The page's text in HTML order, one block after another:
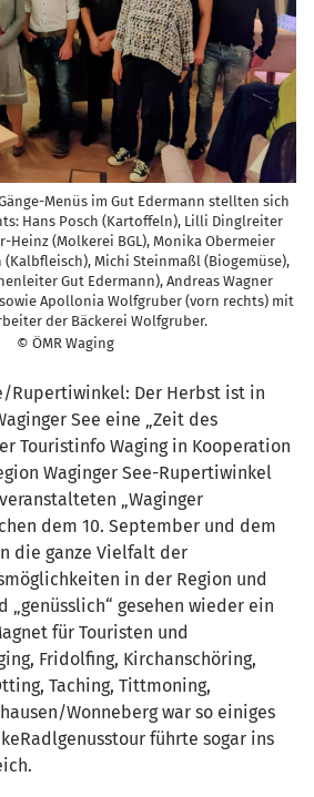
Menüs im Gut Edermann stellten sich
Hans Posch (Kartoffeln), Lilli Dinglreiter
Heinz (Molkerei BGL), Monika Obermeier
(Kalbfleisch), Michi Steinmaßl (Biogemüse),
Gut Edermann), Andreas Wagner
Apollonia Wolfgruber (vorn rechts) mit
der Bäckerei Wolfgruber.
© ÖMR Waging
Rupertiwinkel: Der Herbst ist in
See eine „Zeit des
Touristinfo Waging in Kooperation
Waginger See-Rupertiwinkel
„Waginger
dem 10. September und dem
die ganze Vielfalt der
in der Region und
„genüsslich“ gesehen wieder ein
für Touristen und
Fridolfing, Kirchanschöring,
Taching, Tittmoning,
Wonneberg war so einiges
führte sogar ins